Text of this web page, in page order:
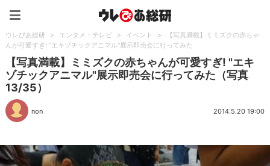
ウレぴあ総研 > エンタメ・テレビ > イベント >
【写真満載】ミミズクの赤ちゃ
んが可愛すぎ! "エキゾチックアニマル"展示即売会に行ってみた
【写真満載】ミミズクの赤ちゃんが可愛すぎ! "エキ
ゾチックアニマル"展示即売会に行ってみた（写真
13/35）
non 2014.5.20 19:00